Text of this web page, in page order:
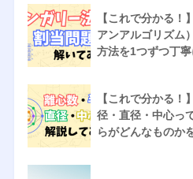
【これで分かる！
アンアルゴリズム
方法を1つずつ丁
【これで分かる！
径・直径・中心っ
らがどんなものか